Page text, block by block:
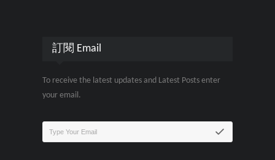
訂閱 Email
To receive the latest updates and Latest Posts enter
your email.